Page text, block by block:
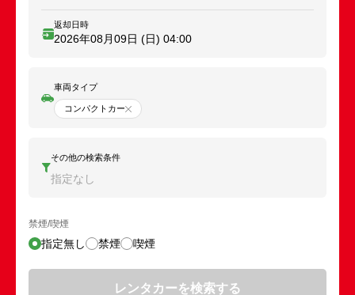
返却日時
2026年08月09日 (日) 04:00
車両タイプ
コンパクトカー
その他の検索条件
指定なし
禁煙/喫煙
指定無し 禁煙 喫煙
レンタカーを検索する